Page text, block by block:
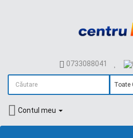
0733088041
Contul meu